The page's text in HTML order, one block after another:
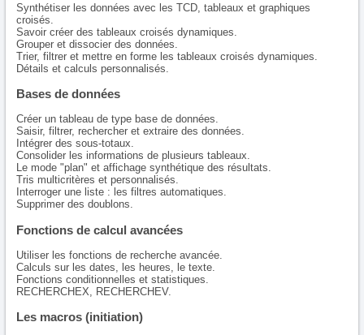
Synthétiser les données avec les TCD, tableaux et graphiques
croisés.
Savoir créer des tableaux croisés dynamiques.
Grouper et dissocier des données.
Trier, filtrer et mettre en forme les tableaux croisés dynamiques.
Détails et calculs personnalisés.
Bases de données
Créer un tableau de type base de données.
Saisir, filtrer, rechercher et extraire des données.
Intégrer des sous-totaux.
Consolider les informations de plusieurs tableaux.
Le mode "plan" et affichage synthétique des résultats.
Tris multicritères et personnalisés.
Interroger une liste : les filtres automatiques.
Supprimer des doublons.
Fonctions de calcul avancées
Utiliser les fonctions de recherche avancée.
Calculs sur les dates, les heures, le texte.
Fonctions conditionnelles et statistiques.
RECHERCHEX, RECHERCHEV.
Les macros (initiation)